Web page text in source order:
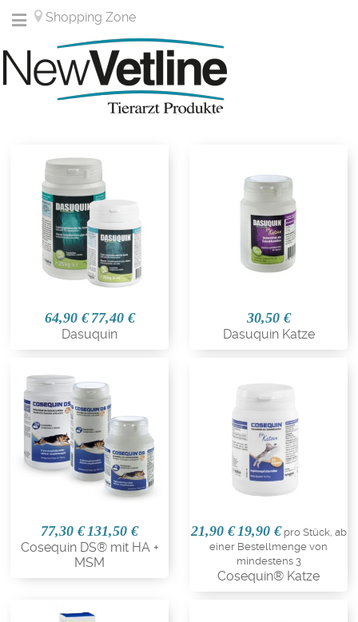
Shopping Zone
64,90 € 77,40 €
Dasuquin
30,50 €
Dasuquin Katze
77,30 €131,50 €
Cosequin DS® mit HA +
MSM
21,90 €19,90 € pro Stück, ab
einer Bestellmenge von
mindestens 3
Cosequin® Katze